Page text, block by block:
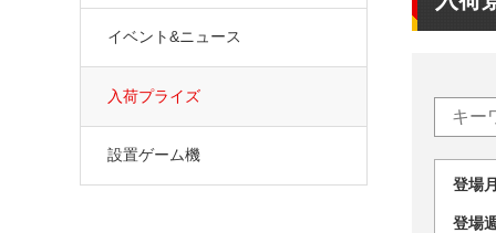
登
登
イベント&ニュース
入荷プライズ
設置ゲーム機